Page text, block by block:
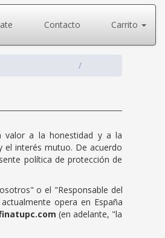
Contacto Carrito
valor a la honestidad y a la
el interés mutuo. De acuerdo
política de protección de
o el "Responsable del
opera en España
(en adelante, "la